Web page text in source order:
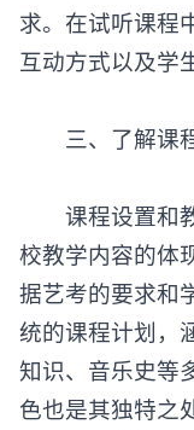
求。在试听课程
互动方式以及学
三、了解课程
课程设置和
校教学内容的体
据艺考的要求和
统的课程计划，
知识、音乐史等
色也是其独特之